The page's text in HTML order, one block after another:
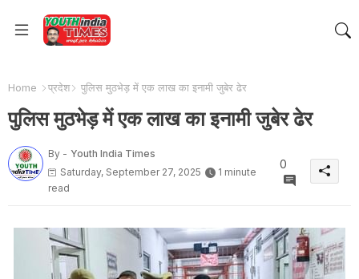
Home प्रदेश पुलिस मुठभेड़ में एक लाख का इनामी जुबेर ढेर
पुलिस मुठभेड़ में एक लाख का इनामी जुबेर ढेर
By - Youth India Times
Saturday, September 27, 2025
1 minute
read
0